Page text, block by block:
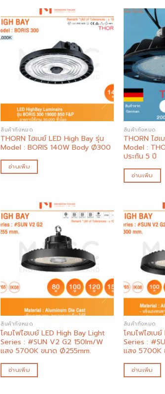
Add to
wishlist
สินค้าทั้งหมด
THORN ไฮเบย์ LED High Bay รุ่น
Model : BORIS 140W Body Ø300
อ่านเพิ่ม
สินค้าทั้งหมด
THORN ไฮ
Model :
ประกัน 5 ปี
อ่านเพิ่ม
wishlist
สินค้าทั้งหมด
โคมไฟไฮเบย์ LED High Bay Light
Series : #SUN V2 G2 150lm/W
แสง 5700K ขนาด Ø255mm.
อ่านเพิ่ม
สินค้าทั้งหมด
โคมไฟไฮเบ
Series :
แสง 5700K
อ่านเพิ่ม